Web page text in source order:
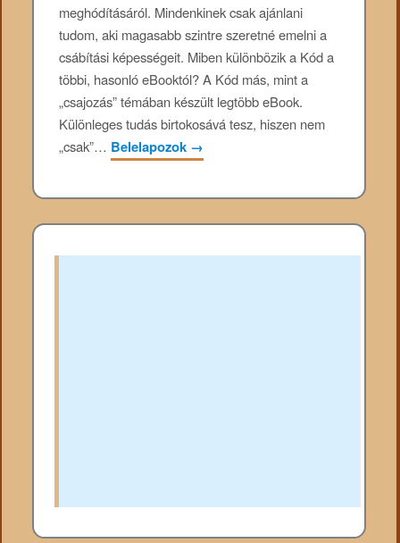
meghódításáról. Mindenkinek csak ajánlani
tudom, aki magasabb szintre szeretné emelni a
csábítási képességeit. Miben különbözik a Kód a
többi, hasonló eBooktól? A Kód más, mint a
„csajozás” témában készült legtöbb eBook.
Különleges tudás birtokosává tesz, hiszen nem
„csak”… Belelapozok →